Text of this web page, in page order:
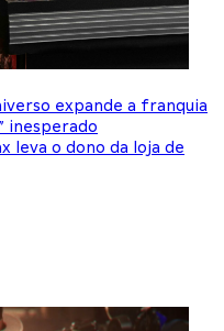
expande a franquia
inesperado
leva o dono da loja de